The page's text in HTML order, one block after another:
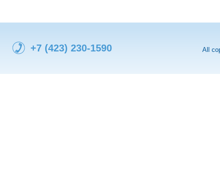
+7 (423) 230-1590 All